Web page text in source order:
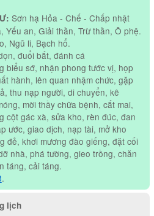
Sơn hạ Hỏa - Chế - Chấp nhật
Yếu an, Giải thần, Trừ thần, Ô phệ.
Ngũ li, Bạch hổ.
đuổi bắt, đánh cá
biểu sớ, nhận phong tước vị, họp
hành, lên quan nhậm chức, gặp
thu nạp người, di chuyển, kê
mời thầy chữa bệnh, cắt mai,
cột gác xà, sửa kho, rèn đúc, đan
ước, giao dịch, nạp tài, mở kho
đẻ, khơi mương đào giếng, đặt cối
nhà, phá tường, gieo trồng, chăn
táng, cải táng.
.
lịch